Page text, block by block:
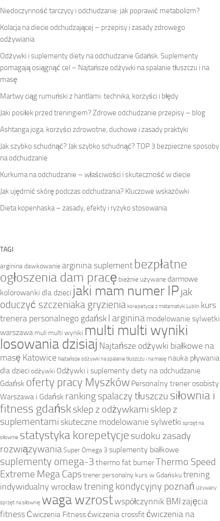
Niedoczynność tarczycy i odchudzanie: jak poprawić metabolizm?
Kolacja na diecie odchudzającej – przepisy i zasady zdrowego
odżywiania
Odżywki i suplementy diety na odchudzanie Gdańsk. Suplementy
pomagają osiągnąć cel – Najtańsze odżywki na spalanie tłuszczu i na
masę
Martwy ciąg rumuński z hantlami: technika, korzyści i błędy
Jaki posiłek przed treningiem? Zdrowe odchudzanie przepisy – blog
Ashtanga joga: korzyści zdrowotne, duchowe i zasady praktyki
Jak szybko schudnąć? Jak szybko schudnąć? TOP 3 bezpieczne sposoby
na odchudzanie
Kurkuma na odchudzanie – właściwości i skuteczność w diecie
Jak ujędrnić skórę podczas odchudzania? Kluczowe wskazówki
Dieta kopenhaska – zasady, efekty i ryzyko stosowania
TAGI
arginina dawkowaniearginina suplement bezpłatne
ogłoszenia dam pracę bieżnie używane darmowe
kolorowanki dla dzieci jaki mam numer IP jak
oduczyć szczeniaka gryzienia korepetycje z matematyki Lublin kurs
trenera personalnego gdańskl arginina modelowanie sylwetki
warszawa muli multi wyniki multi multi wyniki
losowania dzisiaj Najtańsze odżywki białkowe na
masę Katowice Najtańsze odżywki na spalanie tłuszczu i na masę nauka pływania
dla dzieci odżywki Odżywki i suplementy diety na odchudzanie
Gdańsk oferty pracy Myszków Personalny trener osobisty
Warszawa i Gdańsk ranking spalaczy tłuszczu siłownia i
fitness gdańsksklep z odżywkami sklep z
suplementami skuteczne modelowanie sylwetki sprzęt na
siłownie statystyka korepetycje sudoku zasady
rozwiązywaniaSuper Omega 3 suplementy białkowe
suplementy omega-3 thermo fat burnerThermo Speed
Extreme Mega Capstrener personalny kurs w Gdańskutrening
indywidualny wrocławtrening kondycyjny poznań Używany
sprzęt na siłownię waga wzrostwspółczynnik BMIzajęcia
fitness Ćwiczenia Fitnessćwiczenia crossfitćwiczenia na